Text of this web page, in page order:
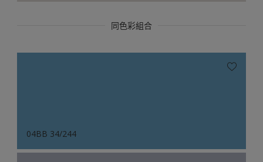
同色彩組合
04BB 34/244